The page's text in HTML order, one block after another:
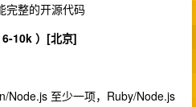
完整的开源代码
10k ）[北京]
Node.js 至少一项，Ruby/Node.js